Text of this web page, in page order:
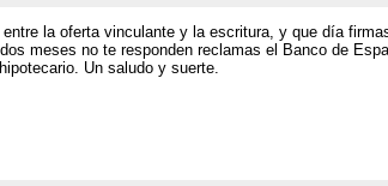
la oferta vinculante y la escritura, y que día
meses no te responden reclamas el Banco de
Un saludo y suerte.